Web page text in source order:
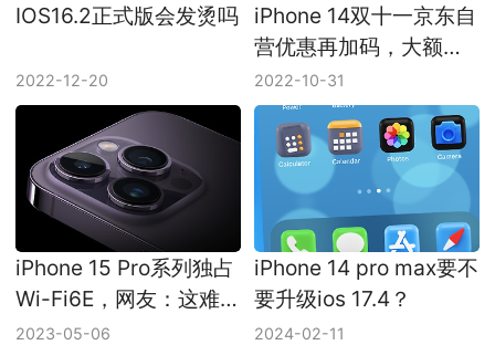
IOS16.2正式版会发烫吗
2022-12-20
iPhone 14双十一京东自
营优惠再加码，大额券
来了！
2022-10-31
iPhone 15 Pro系列独占
Wi-Fi6E，网友：这难
道值得骄傲吗？
2023-05-06
iPhone 14 pro max要不
要升级ios 17.4？
2024-02-11